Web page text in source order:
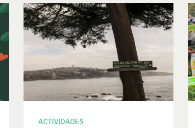
ACTIVIDADES